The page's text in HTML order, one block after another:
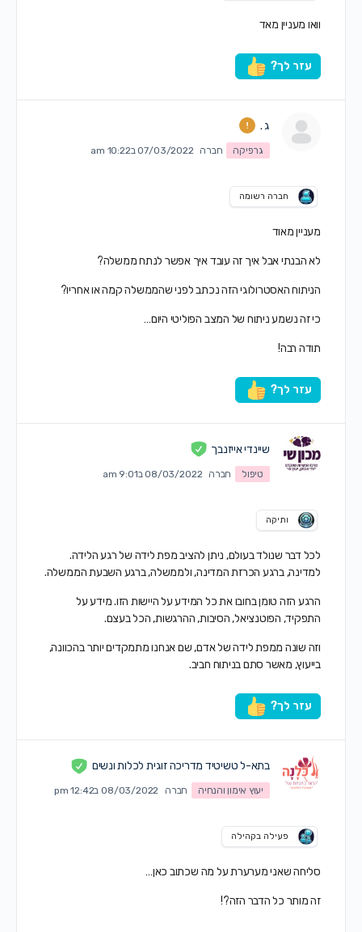
וואו מעניין מאד
עזר לך?
ג .
גרפיקה חברה 07/03/2022 ב10:22 am
חברה רשומה
מעניין מאוד
לא הבנתי אבל איך זה עובד איך אפשר לנתח ממשלה?
הניתוח האסטרולוגי הזה נכתב לפני שהממשלה קמה או אחריו?
כי זה נשמע ניתוח של המצב הפוליטי היום…
תודה רבה!
עזר לך?
שיינדי אייזנבך
טיפול חברה 08/03/2022 ב9:01 am
ותיקה
לכל דבר שנולד בעולם, ניתן להציב מפת לידה של רגע הלידה.
למדינה, ברגע הכרזת המדינה, ולממשלה, ברגע השבעת הממשלה.
הרגע הזה טומן בחובו את כל המידע על היישות הזו. מידע על
התפקיד, הפוטנציאל, הסיבות, ההרגשות, הכל בעצם.
וזה שונה ממפת לידה של אדם, שם אנחנו מתמקדים יותר בהכוונה,
בייעוץ, מאשר סתם בניתוח חביב.
עזר לך?
בתא-ל טשיטיד מדריכה זוגית לכלות ונשים
יעוץ אימון והנחיה חברה 08/03/2022 ב12:42 pm
פעילה בקהילה
סליחה שאני מערערת על מה שכתוב כאן…
זה מותר כל הדבר הזה?!